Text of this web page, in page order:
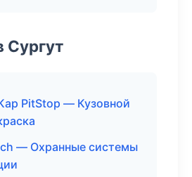
Сургут
PitStop — Кузовной
— Охранные системы